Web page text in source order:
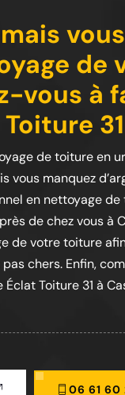
de
vous à
de toiture en
vous manquez
en nettoyage
de chez vous à
de votre toiture
chers. Enfin,
Toiture 31 à
06 61 60